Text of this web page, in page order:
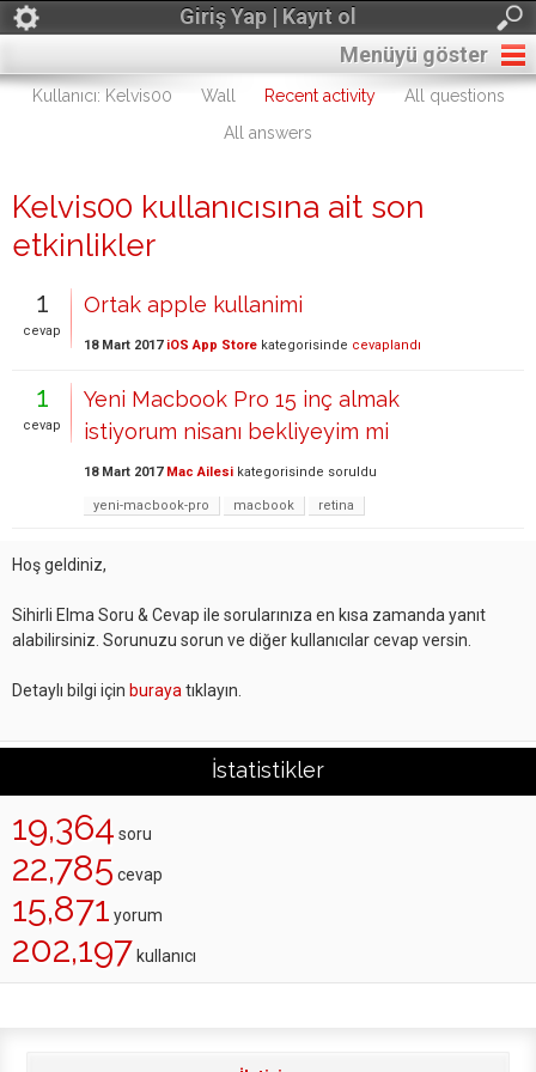
Giriş Yap | Kayıt ol
Menüyü göster
Kullanıcı: Kelvis00 Wall Recent activity
All questions
All answers
Kelvis00 kullanıcısına ait son
etkinlikler
1
cevap
Ortak apple kullanimi
18 Mart 2017 iOS App Store kategorisinde cevaplandı
1
cevap
Yeni Macbook Pro 15 inç almak
istiyorum nisanı bekliyeyim mi
18 Mart 2017 Mac Ailesi kategorisinde soruldu
yeni-macbook-pro macbook retina
Hoş geldiniz,
Sihirli Elma Soru & Cevap ile sorularınıza en kısa zamanda yanıt
alabilirsiniz. Sorunuzu sorun ve diğer kullanıcılar cevap versin.
Detaylı bilgi için buraya tıklayın.
İstatistikler
19,364 soru
22,785 cevap
15,871 yorum
202,197 kullanıcı